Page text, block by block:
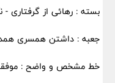
بسته : رهائی از گرفتاری
جعبه : داشتن همسری
خط مشخص و واضح :